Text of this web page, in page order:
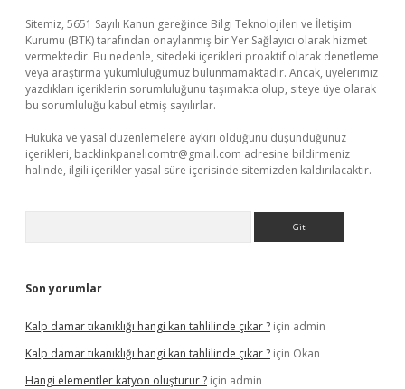
Sitemiz, 5651 Sayılı Kanun gereğince Bilgi Teknolojileri ve İletişim
Kurumu (BTK) tarafından onaylanmış bir Yer Sağlayıcı olarak hizmet
vermektedir. Bu nedenle, sitedeki içerikleri proaktif olarak denetleme
veya araştırma yükümlülüğümüz bulunmamaktadır. Ancak, üyelerimiz
yazdıkları içeriklerin sorumluluğunu taşımakta olup, siteye üye olarak
bu sorumluluğu kabul etmiş sayılırlar.
Hukuka ve yasal düzenlemelere aykırı olduğunu düşündüğünüz
içerikleri, backlinkpanelicomtr@gmail.com adresine bildirmeniz
halinde, ilgili içerikler yasal süre içerisinde sitemizden kaldırılacaktır.
Son yorumlar
Kalp damar tıkanıklığı hangi kan tahlilinde çıkar ? için admin
Kalp damar tıkanıklığı hangi kan tahlilinde çıkar ? için Okan
Hangi elementler katyon oluşturur ? için admin